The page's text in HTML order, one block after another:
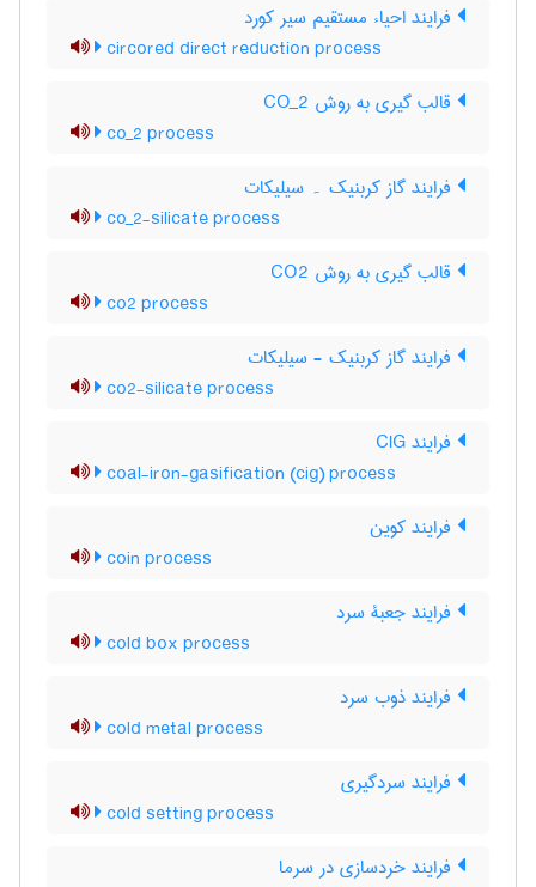
فرایند احیاء مستقیم سیر کورد
circored direct reduction process
قالب گیری به روش CO_2
co_2 process
فرایند گاز کربنیک ۔ سیلیکات
co_2-silicate process
قالب گیری به روش CO2
co2 process
فرایند گاز کربنیک - سیلیکات
co2-silicate process
فرایند CIG
coal-iron-gasification (cig) process
فرایند کوین
coin process
فرایند جعبۀ سرد
cold box process
فرایند ذوب سرد
cold metal process
فرایند سردگیری
cold setting process
فرایند خردسازی در سرما